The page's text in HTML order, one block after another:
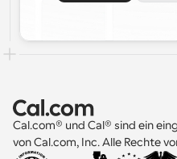
Cal.com® und Cal® sind ein
von Cal.com, Inc. Alle Rechte